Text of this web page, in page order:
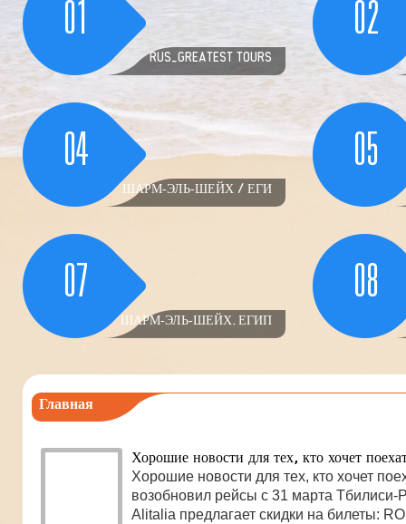
01
RUS_GREATEST TOURS
02
04
ШАРМ-ЭЛЬ-ШЕЙХ / ЕГИ
05
07
ШАРМ-ЭЛЬ-ШЕЙХ, ЕГИП
08
Главная
Хорошие новости для тех, кто хочет
Хорошие новости для тех, кто хочет
возобновил рейсы с 31 марта Тбилиси-
Alitalia предлагает скидки на билеты: